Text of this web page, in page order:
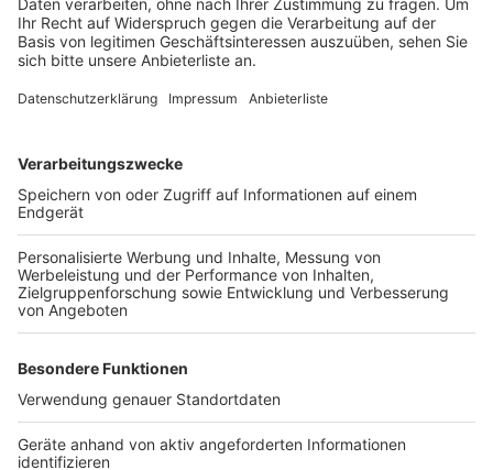
Tiere aufnehmen, denn ein Tierheim sei kein
Gnadenhof und müsse die Tiere auch weiter
vermitteln.
Corona und die Folgen
Anzeige
Die große erwartet Abgabewelle nach Corona hat es in
Bergheim bisher noch nicht gegeben. Viele hätten sich
– wenn es nicht passt - erst noch einmal
weiterverkauft. Allerdings rechnet Bergmann damit,
dass auch von diesen Tieren viele irgendwann im
Tierheim landen. Aktuell dürfen in Bergheim auch